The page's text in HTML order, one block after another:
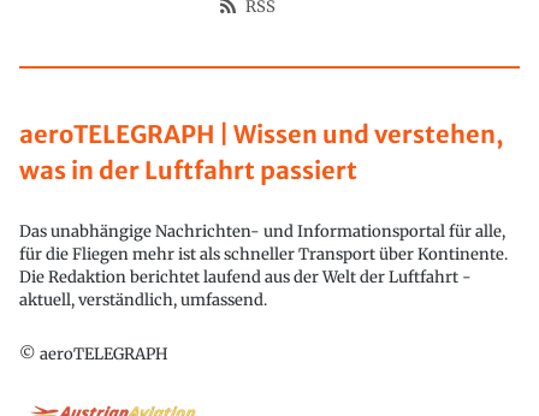
aeroTELEGRAPH | Wissen und verstehen,
was in der Luftfahrt passiert
Das unabhängige Nachrichten- und Informationsportal für alle,
für die Fliegen mehr ist als schneller Transport über Kontinente.
Die Redaktion berichtet laufend aus der Welt der Luftfahrt -
aktuell, verständlich, umfassend.
© aeroTELEGRAPH
RSS